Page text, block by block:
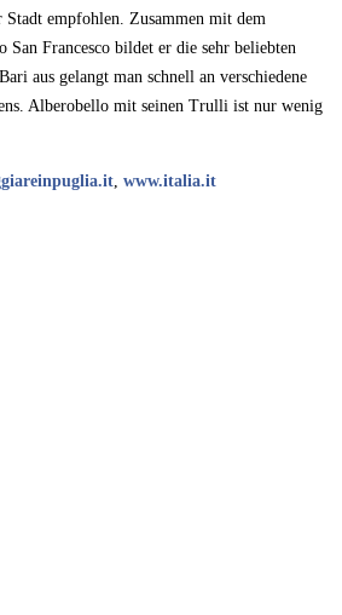
Stadt empfohlen. Zusammen mit dem
San Francesco bildet er die sehr beliebten
aus gelangt man schnell an verschiedene
Alberobello mit seinen Trulli ist nur wenig
www.italia.it